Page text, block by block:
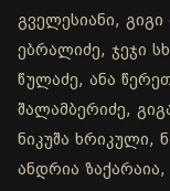
გველესიანი,
ებრალიძე, ჯეჯი
წულაძე, ანა
შალამბერიძე,
ნიკუშა ხრიკული,
ანდრია